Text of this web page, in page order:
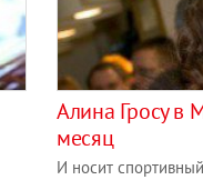
Алина Гросу в
месяц
И носит